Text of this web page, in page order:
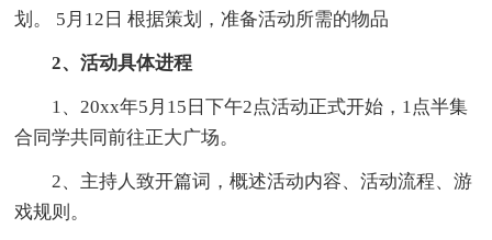
划。 5月12日 根据策划，准备活动所需的物品
2、活动具体进程
1、20xx年5月15日下午2点活动正式开始，1点半集
合同学共同前往正大广场。
2、主持人致开篇词，概述活动内容、活动流程、游
戏规则。